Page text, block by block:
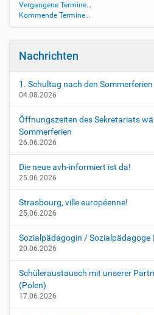
Vergangene Termine…
Kommende Termine…
Nachrichten
1. Schultag nach den Sommerferien
04.08.2026
Öffnungszeiten des Sekretariats
Sommerferien
26.06.2026
Die neue avh-informiert ist da!
25.06.2026
Strasbourg, ville européenne!
25.06.2026
Sozialpädagogin /
20.06.2026
Schüleraustausch mit unserer
(Polen)
17.06.2026